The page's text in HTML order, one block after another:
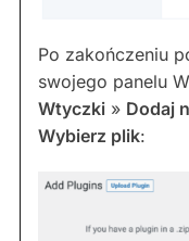
Po zakończeniu
swojego panelu
Wtyczki » Dodaj
Wybierz plik: